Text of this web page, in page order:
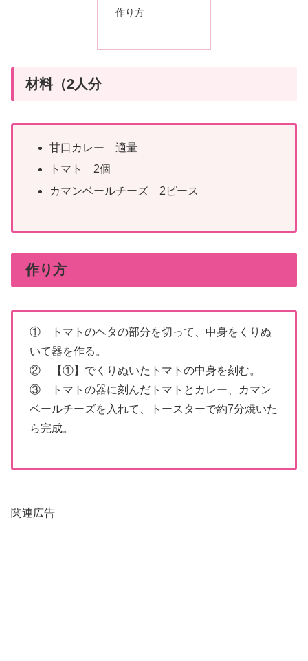
作り方
材料（2人分
甘口カレー 適量
トマト 2個
カマンベールチーズ 2ピース
作り方
① トマトのヘタの部分を切って、中身をくりぬ
いて器を作る。
② 【①】でくりぬいたトマトの中身を刻む。
③ トマトの器に刻んだトマトとカレー、カマン
ベールチーズを入れて、トースターで約7分焼いた
ら完成。
関連広告